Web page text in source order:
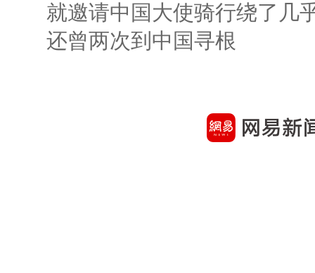
就邀请中国大使骑行绕了几
还曾两次到中国寻根